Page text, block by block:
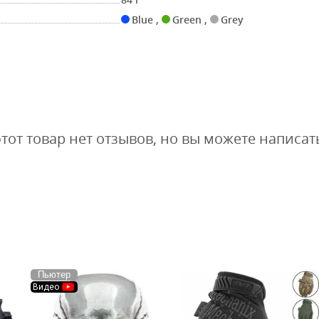
Blue , Green , Grey
товар нет отзывов, но вы можете
Пьютер
Видео